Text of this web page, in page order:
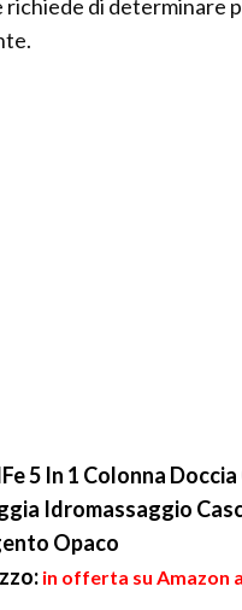
richiede di determinare
5 In 1 Colonna
Idromassaggio
Opaco
in offerta su Amazon